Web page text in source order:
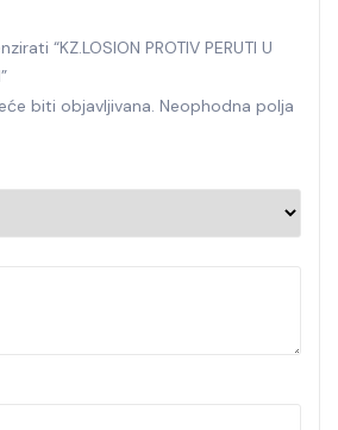
“KZ.LOSION PROTIV PERUTI U
biti objavljivana. Neophodna polja